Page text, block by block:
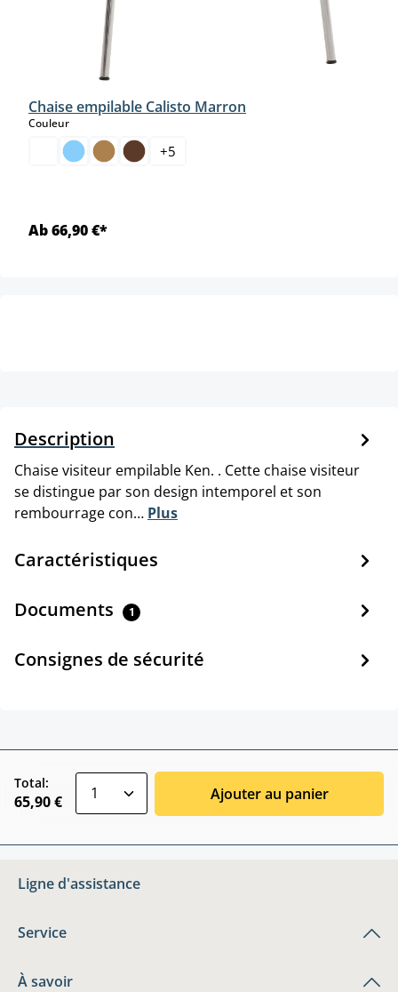
Chaise empilable Calisto Marron
Couleurselect
+5
Ab 66,90 €*
Description
Chaise visiteur empilable Ken. . Cette chaise visiteur
se distingue par son design intemporel et son
rembourrage con… Plus
Caractéristiques
Documents 1
Consignes de sécurité
Total:
65,90 € Ajouter au panier
Ligne d'assistance
Service
À savoir